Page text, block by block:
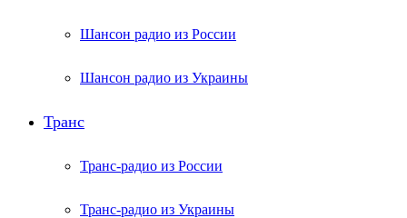
Шансон радио из России
Шансон радио из Украины
Транс
Транс-радио из России
Транс-радио из Украины